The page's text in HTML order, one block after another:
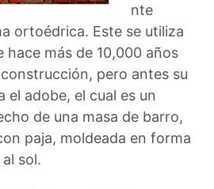
nte
ortoédrica. Este se utiliza
hace más de 10,000 años
pero antes su
el adobe, el cual es un
de una masa de barro,
paja, moldeada en forma
sol.